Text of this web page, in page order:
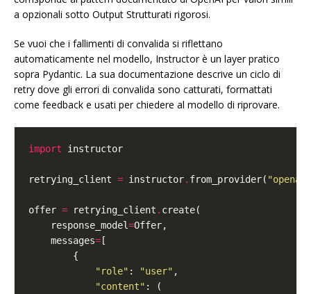
a opzionali sotto Output Strutturati rigorosi.
Se vuoi che i fallimenti di convalida si riflettano
automaticamente nel modello, Instructor è un layer pratico
sopra Pydantic. La sua documentazione descrive un ciclo di
retry dove gli errori di convalida sono catturati, formattati
come feedback e usati per chiedere al modello di riprovare.
import
retrying_client = instructor. from_provider(
offer = retrying_client .
    response_model
=
    messages
=
"role" : "user"
"content"